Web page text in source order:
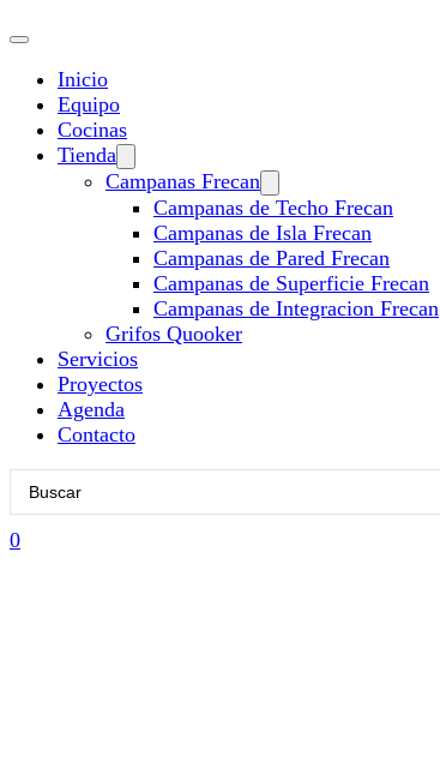
Inicio
Equipo
Cocinas
Tienda
Campanas Frecan
Campanas de Techo Frecan
Campanas de Isla Frecan
Campanas de Pared Frecan
Campanas de Superficie Frecan
Campanas de Integracion Frecan
Grifos Quooker
Servicios
Proyectos
Agenda
Contacto
Search
0